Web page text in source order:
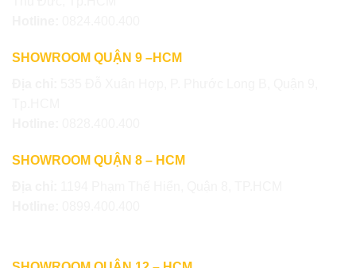
SHOWROOM QUẬN 9 –HCM
SHOWROOM QUẬN 8 – HCM